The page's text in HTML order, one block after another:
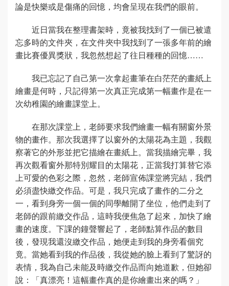
論是快樂或是傷痛的回憶，均會呈現在我們的眼前。
近日當我在整理書架時，竟被我找到了一個已被遣
忘多時的文件夾，在文件夾中我找到了一張多年前的繪
畫比賽優異獎狀，我忽然想起了往日種種的回憶……
我已忘記了自己第一次拿起畫筆在白茫茫的畫紙上
繪畫是何時，只記得第一次真正完成第一幅畫作是在一
次幼稚園的繪畫課堂上。
在那次課堂上，老師要求我們繪畫一幅有關窗外景
物的畫作。那次我選擇了以窗外的太陽花為主題，我觀
察著它的外形並把它描繪在畫紙上。當我描繪完畢，我
再次觀看窗外那特別耀目的太陽花，正當我打算替它添
上可愛的色彩之際，忽然，老師宣佈課堂將完結，我們
必須盡快繳交作品。可是，我只完成了畫作的二分之
一，看到身旁一個一個的同學離開了坐位，他們走到了
老師的跟前繳交作品，這時我便焦急了起來，加快了繪
畫的速度。下課的鐘聲響起了，老師點算作品的數目
後，發現我還沒繳交作品，她便走到我的身旁看個究
竟。當她看到我的作品後，我從她的臉上看到了驚訝的
表情，我為自己未能及時繳交作品而向她道歉，但她卻
說：「真漂亮！這幅畫作真的是你繪畫出來的嗎？」